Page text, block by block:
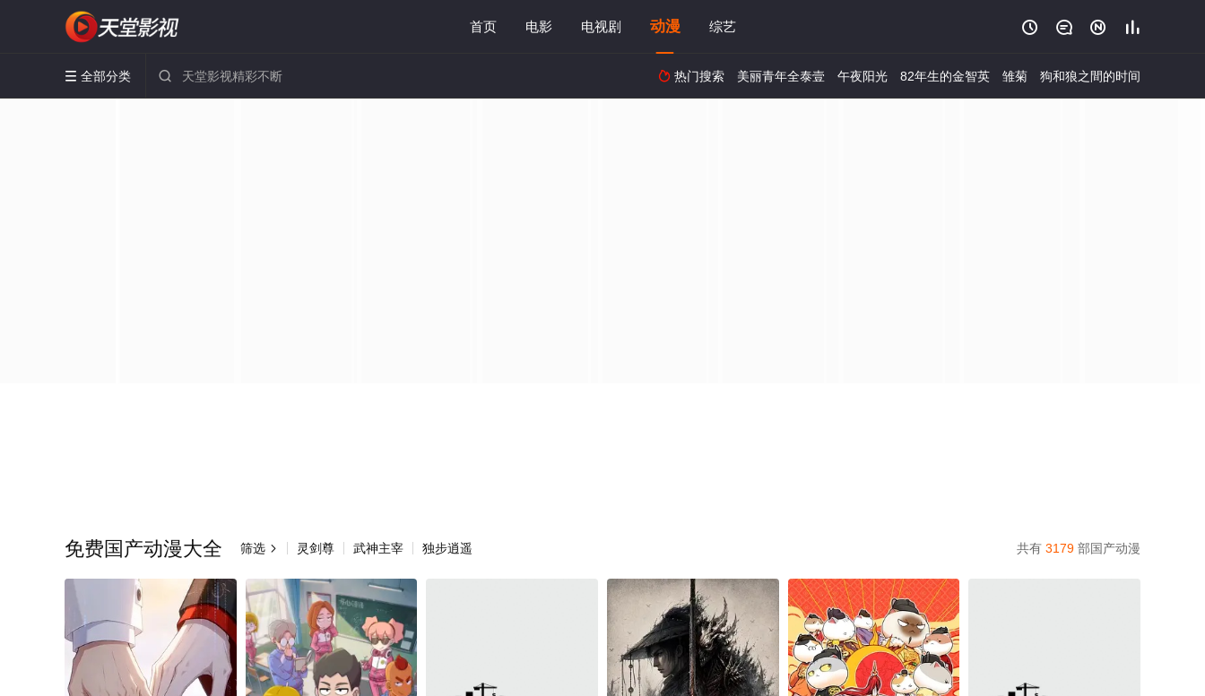
首页 电影 电视剧 动漫 综艺    
 全部分类   热门搜索 美丽青年全泰壹 午夜阳光 82年生的金智英 雏菊 狗和狼之間的时间
共有 3179 部国产动漫
免费国产动漫大全 筛选  灵剑尊 武神主宰 独步逍遥